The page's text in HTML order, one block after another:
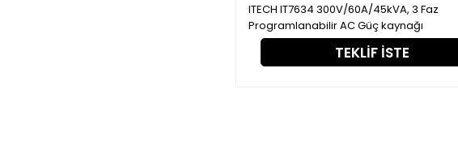
TEKLIF İSTE
ITECH IT7634 300V/60A/45kVA, 3 Faz
Programlanabilir AC Güç kaynağı